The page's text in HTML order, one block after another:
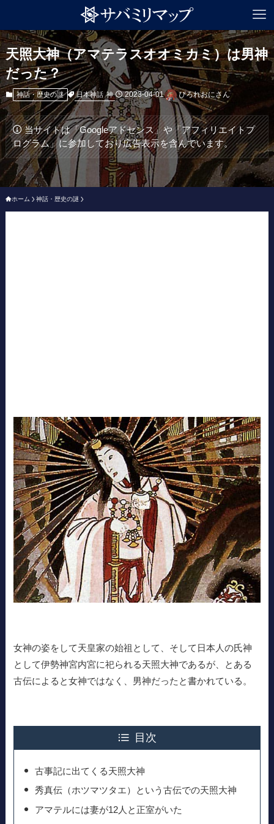
天照大神（アマテラスオオミカミ）は男神
だった？
神話・歴史の謎 日本神話 神 2023-04-01 ぴろれおにさん
当サイトは「Googleアドセンス」や「アフィリエイトプ
ログラム」に参加しており広告表示を含んでいます。
ホーム 神話・歴史の謎
女神の姿をして天皇家の始祖として、そして日本人の氏神
として伊勢神宮内宮に祀られる天照大神であるが、とある
古伝によると女神ではなく、男神だったと書かれている。
目次
古事記に出てくる天照大神
秀真伝（ホツマツタエ）という古伝での天照大神
アマテルには妻が12人と正室がいた